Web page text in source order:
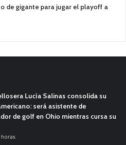
de gigante para jugar el playoff a
Lucía Salinas consolida su
será asistente de
de golf en Ohio mientras cursa su
horas